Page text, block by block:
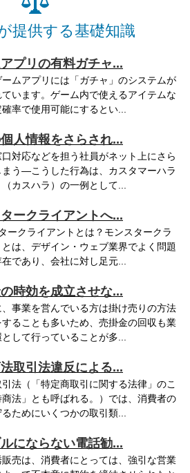
提供する基礎知識
プリの有料ガチャ...
ームアプリには「ガチャ」のシステムが
います。ゲーム内で使えるアイテムな
率で使用可能にするとい...
人情報をさらされ...
対応などを担う社員がネット上にさら
まう—こうした行為は、カスタマーハラ
カスハラ）の一例として...
ークライアントへ...
ークライアントとは？モンスタークラ
とは、デザイン・ウェブ業界でよく問題
であり、会社に対し足元...
時効を成立させな...
事業を営んでいる方は掛け売りの方法
することも多いため、売掛金の回収も業
して行っていることが多...
取引法違反による...
法（「特定商取引に関する法律」のこ
商法」とも呼ばれる。）では、消費者の
ためにいくつかの取引類...
ルにならない電話勧...
販売は、消費者にとっては、強引な営業